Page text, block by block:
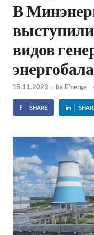
В
видов
15.11.2023 - by E²nergy
SHARE